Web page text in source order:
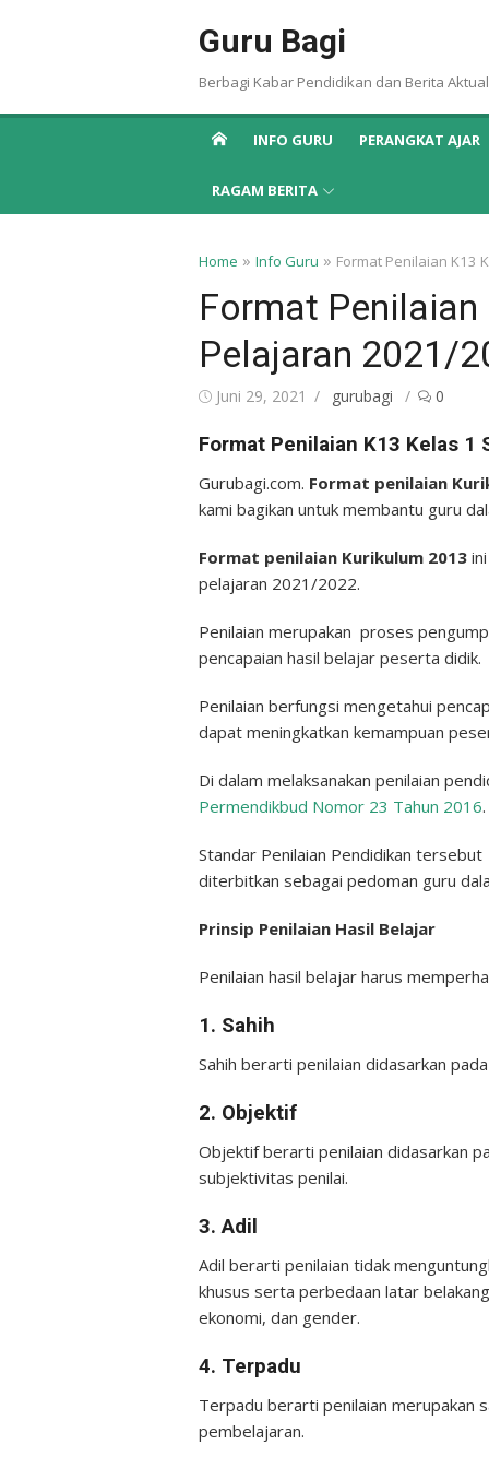
Guru Bagi
Berbagi Kabar Pendidikan dan Berita Aktual
INFO GURU PERANGKAT AJAR
RAGAM BERITA
Home » Info Guru » Format Penilaian K13
Format Penilaian
Pelajaran 2021/
Posted
Juni 29, 2021 Author
gurubagi 0
Format Penilaian K13 Kelas 1
Gurubagi.com. Format penilaian
kami bagikan untuk membantu guru
Format penilaian Kurikulum 2013
pelajaran 2021/2022.
Penilaian merupakan proses
pencapaian hasil belajar peserta didik.
Penilaian berfungsi mengetahui
dapat meningkatkan kemampuan
Di dalam melaksanakan penilaian
Permendikbud Nomor 23 Tahun 2016.
Standar Penilaian Pendidikan
diterbitkan sebagai pedoman guru
Prinsip Penilaian Hasil Belajar
Penilaian hasil belajar harus
1. Sahih
Sahih berarti penilaian didasarkan
2. Objektif
Objektif berarti penilaian didasarkan
subjektivitas penilai.
3. Adil
Adil berarti penilaian tidak
khusus serta perbedaan latar
ekonomi, dan gender.
4. Terpadu
Terpadu berarti penilaian merupakan
pembelajaran.